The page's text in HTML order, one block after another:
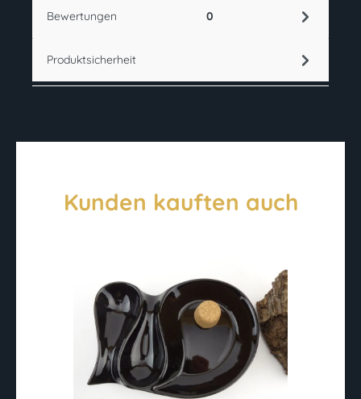
Bewertungen 0
Produktsicherheit
Kunden kauften auch